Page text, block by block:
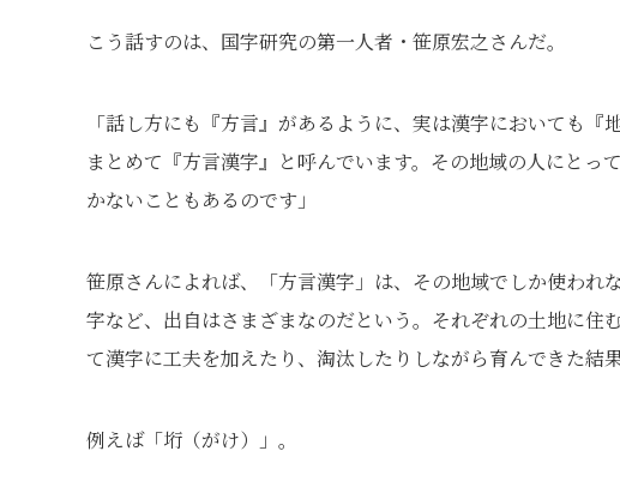
こう話すのは、国字研究の第一人者・笹原宏之さんだ。
「話し方にも『方言』があるように、実は漢字においても
まとめて『方言漢字』と呼んでいます。その地域の人にと
かないこともあるのです」
笹原さんによれば、「方言漢字」は、その地域でしか使わ
字など、出自はさまざまなのだという。それぞれの土地に
て漢字に工夫を加えたり、淘汰したりしながら育んできた結
例えば「垳（がけ）」。